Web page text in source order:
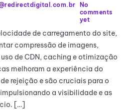
No
comments
yet
de carregamento do site,
compressão de imagens,
de CDN, caching e otimização
melhoram a experiência do
rejeição e são cruciais para o
a visibilidade e as
[…]